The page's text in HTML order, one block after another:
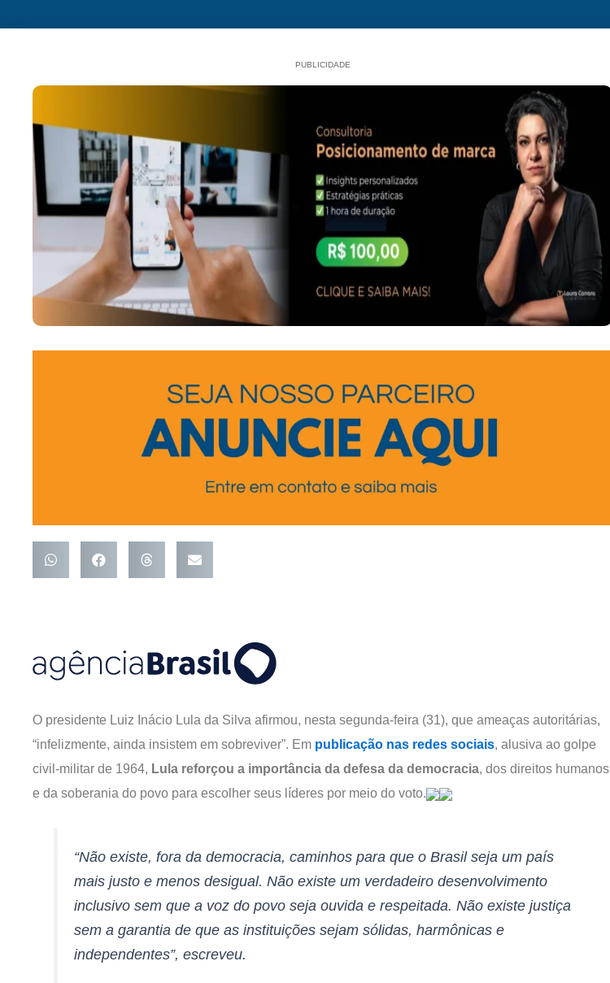
PUBLICIDADE
O presidente Luiz Inácio Lula da Silva afirmou, nesta segunda-feira (31), que ameaças autoritárias,
“infelizmente, ainda insistem em sobreviver”. Em publicação nas redes sociais, alusiva ao golpe
civil-militar de 1964, Lula reforçou a importância da defesa da democracia, dos direitos humanos
e da soberania do povo para escolher seus líderes por meio do voto.
“Não existe, fora da democracia, caminhos para que o Brasil seja um país
mais justo e menos desigual. Não existe um verdadeiro desenvolvimento
inclusivo sem que a voz do povo seja ouvida e respeitada. Não existe justiça
sem a garantia de que as instituições sejam sólidas, harmônicas e
independentes”, escreveu.